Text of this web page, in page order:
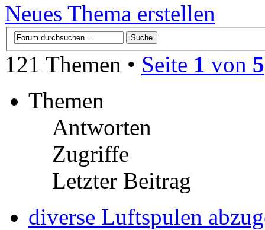
Neues Thema erstellen
121 Themen • Seite 1 von 5
Themen
Antworten
Zugriffe
Letzter Beitrag
diverse Luftspulen